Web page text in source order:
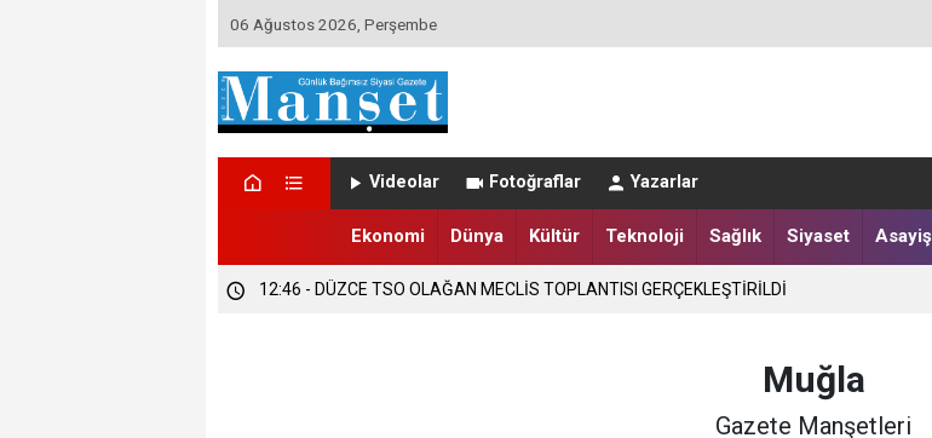
06 Ağustos 2026, Perşembe
Videolar Fotoğraflar Yazarlar
Ekonomi Dünya Kültür Teknoloji Sağlık Siyaset Asayiş
12:46 - DÜZCE TSO OLAĞAN MECLİS TOPLANTISI GERÇEKLEŞTİRİLDİ
Muğla
Gazete Manşetleri